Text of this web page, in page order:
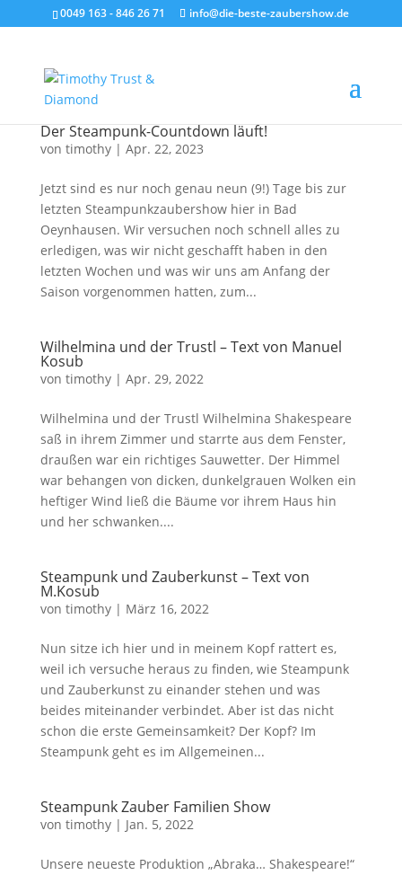
0049 163 - 846 26 71 info@die-beste-zaubershow.de
Der Steampunk-Countdown läuft!
von timothy| Apr. 22, 2023
Jetzt sind es nur noch genau neun (9!) Tage bis zur
letzten Steampunkzaubershow hier in Bad
Oeynhausen. Wir versuchen noch schnell alles zu
erledigen, was wir nicht geschafft haben in den
letzten Wochen und was wir uns am Anfang der
Saison vorgenommen hatten, zum...
Wilhelmina und der Trustl – Text von Manuel
Kosub
von timothy| Apr. 29, 2022
Wilhelmina und der Trustl Wilhelmina Shakespeare
saß in ihrem Zimmer und starrte aus dem Fenster,
draußen war ein richtiges Sauwetter. Der Himmel
war behangen von dicken, dunkelgrauen Wolken ein
heftiger Wind ließ die Bäume vor ihrem Haus hin
und her schwanken....
Steampunk und Zauberkunst – Text von
M.Kosub
von timothy| März 16, 2022
Nun sitze ich hier und in meinem Kopf rattert es,
weil ich versuche heraus zu finden, wie Steampunk
und Zauberkunst zu einander stehen und was
beides miteinander verbindet. Aber ist das nicht
schon die erste Gemeinsamkeit? Der Kopf? Im
Steampunk geht es im Allgemeinen...
Steampunk Zauber Familien Show
von timothy| Jan. 5, 2022
Unsere neueste Produktion „Abraka… Shakespeare!“